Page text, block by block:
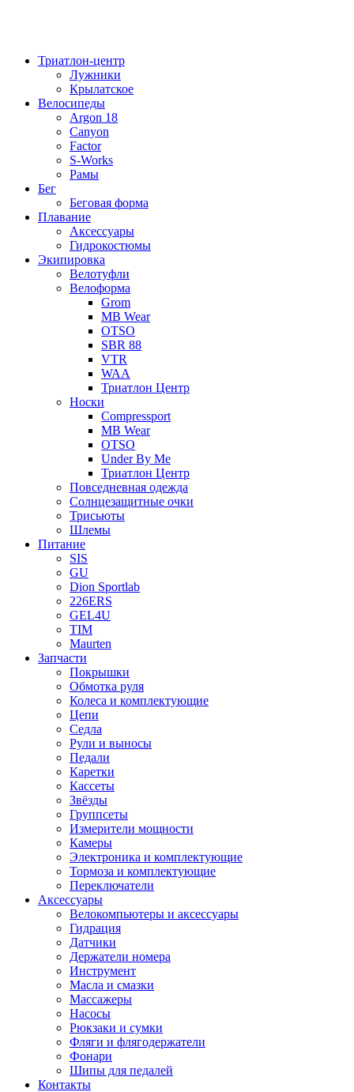
Триатлон-центр
Лужники
Крылатское
Велосипеды
Argon 18
Canyon
Factor
S-Works
Рамы
Бег
Беговая форма
Плавание
Аксессуары
Гидрокостюмы
Экипировка
Велотуфли
Велоформа
Grom
MB Wear
OTSO
SBR 88
VTR
WAA
Триатлон Центр
Носки
Compressport
MB Wear
OTSO
Under By Me
Триатлон Центр
Повседневная одежда
Солнцезащитные очки
Трисьюты
Шлемы
Питание
SIS
GU
Dion Sportlab
226ERS
GEL4U
TIM
Maurten
Запчасти
Покрышки
Обмотка руля
Колеса и комплектующие
Цепи
Седла
Рули и выносы
Педали
Каретки
Кассеты
Звёзды
Группсеты
Измерители мощности
Камеры
Электроника и комплектующие
Тормоза и комплектующие
Переключатели
Аксессуары
Велокомпьютеры и аксессуары
Гидрация
Датчики
Держатели номера
Инструмент
Масла и смазки
Массажеры
Насосы
Рюкзаки и сумки
Фляги и флягодержатели
Фонари
Шипы для педалей
Контакты